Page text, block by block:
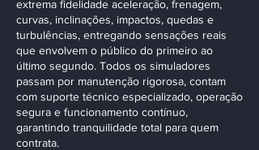
extrema fidelidade aceleração, frenagem,
curvas, inclinações, impactos, quedas e
turbulências, entregando sensações reais
que envolvem o público do primeiro ao
último segundo. Todos os simuladores
passam por manutenção rigorosa, contam
com suporte técnico especializado, operação
segura e funcionamento contínuo,
garantindo tranquilidade total para quem
contrata.